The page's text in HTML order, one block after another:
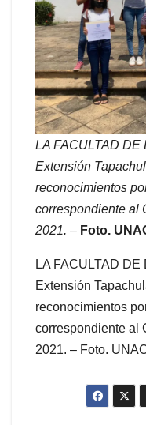
LA FACULTAD DE
Extensión
reconocimientos
correspondiente al
2021. – Foto.
LA FACULTAD
Extensión
reconocimientos
correspondiente al
2021. – Foto.